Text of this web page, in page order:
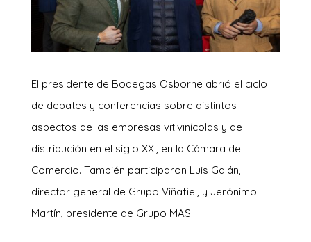
El presidente de Bodegas Osborne abrió el ciclo
de debates y conferencias sobre distintos
aspectos de las empresas vitivinícolas y de
distribución en el siglo XXI, en la Cámara de
Comercio. También participaron Luis Galán,
director general de Grupo Viñafiel, y Jerónimo
Martín, presidente de Grupo MAS.